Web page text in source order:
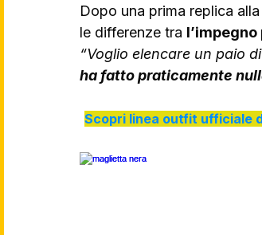
Dopo una prima replica
le differenze tra
“Voglio elencare un paio
ha fatto praticamente
Scopri linea outfit ufficiale